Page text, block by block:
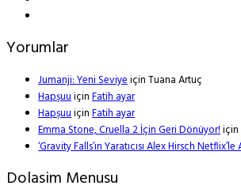
Yorumlar
Jumanji: Yeni SeviyeiçinTuana Artuç
HapşuuiçinFatih ayar
HapşuuiçinFatih ayar
Emma Stone, Cruella 2 İçin Geri Dönüyor!için
‘Gravity Falls’ın Yaratıcısı Alex Hirsch Netflix’le
Dolasim Menusu